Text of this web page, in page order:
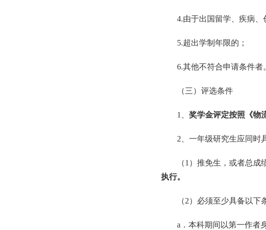
4.由于出国留学、疾病、
5.超出学制年限的；
6.其他不符合申请条件者
（三）评选条件
1 奖学金评定按照《物
2 、一年级研究生应同时
（1 ）推免生，或者总成
执行。
（2）必须至少具备以下
a ．本科期间以第一作者